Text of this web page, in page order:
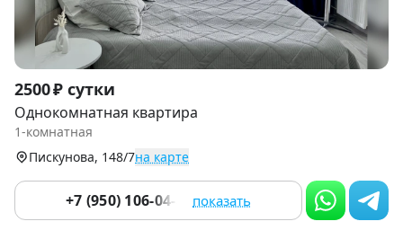
Item
1
of
2500 ₽ сутки
Однокомнатная квартира
1-комнатная
Пискунова, 148/7на карте
+7 (950) 106-04-80 показать